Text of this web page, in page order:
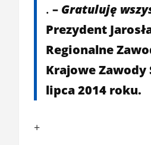
. – Gratuluję
Prezydent
Regionalne
Krajowe Zawody
lipca 2014 roku.
+